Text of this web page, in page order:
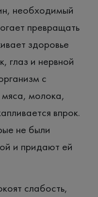
необходимый
превращать
здоровье
глаз и нервной
с
молока,
впрок.
не были
и придают ей
слабость,